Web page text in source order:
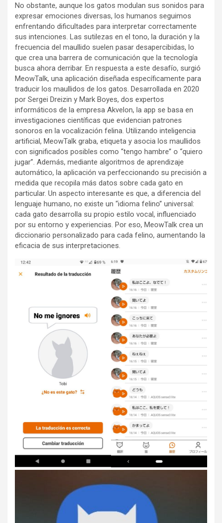
No obstante, aunque los gatos modulan sus sonidos para
expresar emociones diversas, los humanos seguimos
enfrentando dificultades para interpretar correctamente
sus intenciones. Las sutilezas en el tono, la duración y la
frecuencia del maullido suelen pasar desapercibidas, lo
que crea una barrera de comunicación que la tecnología
busca ahora derribar. En respuesta a este desafío, surgió
MeowTalk, una aplicación diseñada específicamente para
traducir los maullidos de los gatos. Desarrollada en 2020
por Sergei Dreizin y Mark Boyes, dos expertos
informáticos de la empresa Akvelon, la app se basa en
investigaciones científicas que evidencian patrones
sonoros en la vocalización felina. Utilizando inteligencia
artificial, MeowTalk graba, etiqueta y asocia los maullidos
con significados posibles como “tengo hambre” o “quiero
jugar”. Además, mediante algoritmos de aprendizaje
automático, la aplicación va perfeccionando su precisión a
medida que recopila más datos sobre cada gato en
particular. Un aspecto interesante es que, a diferencia del
lenguaje humano, no existe un “idioma felino” universal:
cada gato desarrolla su propio estilo vocal, influenciado
por su entorno y experiencias. Por eso, MeowTalk crea un
diccionario personalizado para cada felino, aumentando la
eficacia de sus interpretaciones.